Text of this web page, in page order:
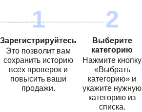
Зарегистрируйтесь
Это позволит вам
сохранить историю
всех проверок и
повысить ваши
продажи.
Выберите
категорию
Нажмите кнопку
«Выбрать
категорию» и
укажите нужную
категорию из
списка.